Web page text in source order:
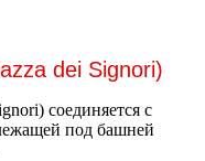
dei Signori)
соединяется с
под башней